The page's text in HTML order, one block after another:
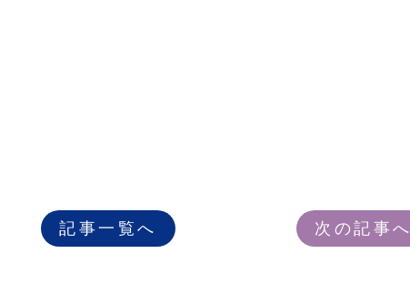
記事一覧へ 次の記事へ